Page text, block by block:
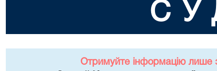
Отримуйте інформацію лише